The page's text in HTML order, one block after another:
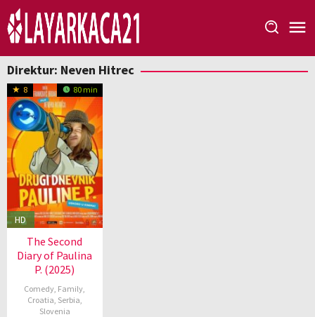
Loncat
ke
konten
Direktur: Neven Hitrec
8 80 min
HD
The Second
Diary of Paulina
P. (2025)
Comedy Family
Croatia Serbia
Slovenia